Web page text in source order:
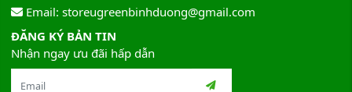
Email: storeugreenbinhduong@gmail.com
ĐĂNG KÝ BẢN TIN
Nhận ngay ưu đãi hấp dẫn